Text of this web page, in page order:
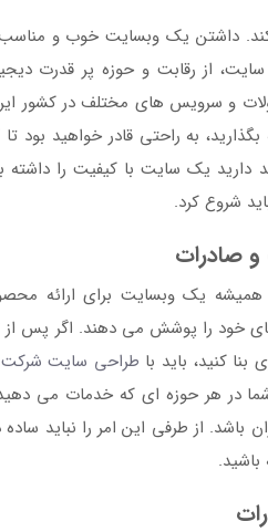
از رقابت و حوزه پر قدرت
و سرویس های مختلف در کشور
به راحتی قادر خواهید بود
یک سایت با کیفیت را داشته
شروع کرد.
صادرات
همیشه یک وبسایت برای ارائه
خود را پوشش می دهند. اگر پس
کنید، باید با طراحی سایت شرکت
در هر حوزه ای که خدمات می
باشد. از طرفی این امر را نباید